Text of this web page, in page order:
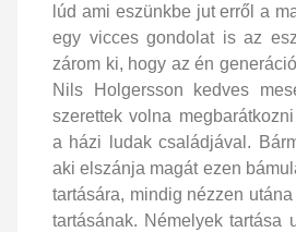
lúd ami eszünkbe jut erről a
egy vicces gondolat is az
zárom ki, hogy az én
Nils Holgersson kedves
szerettek volna
a házi ludak családjával.
aki elszánja magát ezen
tartására, mindig nézzen
tartásának. Némelyek tartása